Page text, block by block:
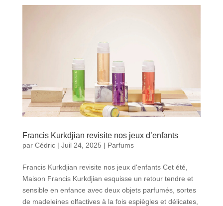
Francis Kurkdjian revisite nos jeux d’enfants
par Cédric| Juil 24, 2025 | Parfums
Francis Kurkdjian revisite nos jeux d'enfants Cet été,
Maison Francis Kurkdjian esquisse un retour tendre et
sensible en enfance avec deux objets parfumés, sortes
de madeleines olfactives à la fois espiègles et délicates,